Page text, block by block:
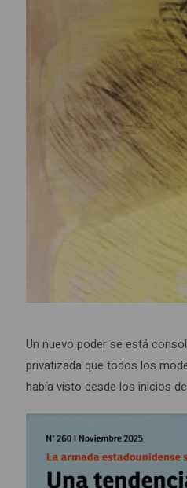
Un nuevo poder se está
privatizada que todos los
había visto desde los inicios